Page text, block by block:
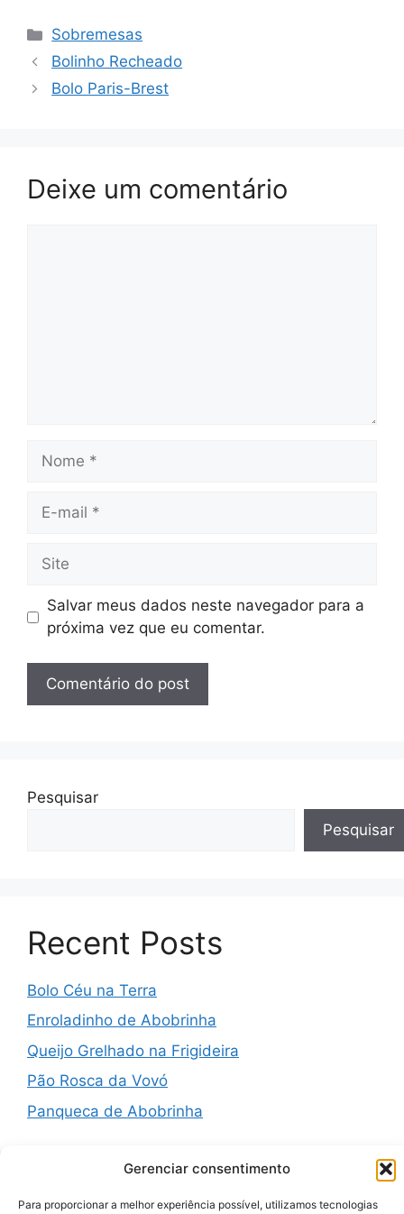
Gerenciar consentimento
Para proporcionar a melhor experiência possível, utilizamos tecnologias
Categorias
Sobremesas
Bolinho Recheado
Bolo Paris-Brest
Deixe um comentário
Nome
Site
Salvar meus dados neste navegador para a
próxima vez que eu comentar.
Pesquisar
Pesquisar
Recent Posts
Bolo Céu na Terra
Enroladinho de Abobrinha
Queijo Grelhado na Frigideira
Pão Rosca da Vovó
Panqueca de Abobrinha